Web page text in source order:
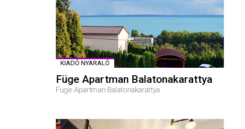
KIADÓ NYARALÓ
Füge Apartman Balatonakarattya
Füge Apartman Balatonakarattya